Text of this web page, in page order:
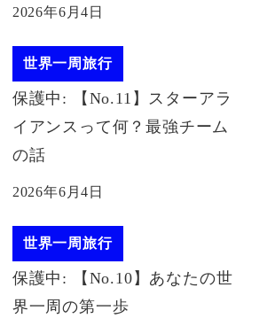
2026年6月4日
世界一周旅行
保護中: 【No.11】スターアラ
イアンスって何？最強チーム
の話
2026年6月4日
世界一周旅行
保護中: 【No.10】あなたの世
界一周の第一歩